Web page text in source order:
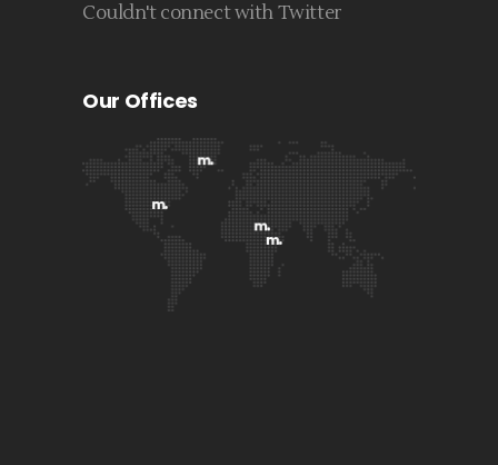
Couldn't connect with Twitter
Our Offices